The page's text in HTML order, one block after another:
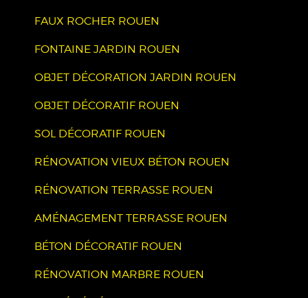
FAUX ROCHER ROUEN
FONTAINE JARDIN ROUEN
OBJET DÉCORATION JARDIN ROUEN
OBJET DÉCORATIF ROUEN
SOL DÉCORATIF ROUEN
RÉNOVATION VIEUX BÉTON ROUEN
RÉNOVATION TERRASSE ROUEN
AMÉNAGEMENT TERRASSE ROUEN
BÉTON DÉCORATIF ROUEN
RÉNOVATION MARBRE ROUEN